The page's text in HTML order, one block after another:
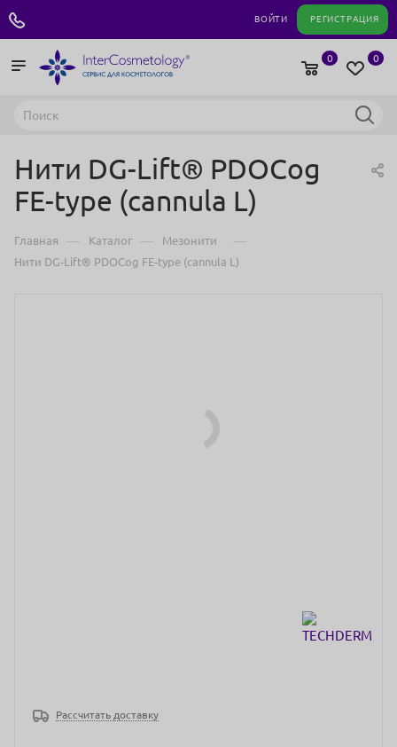
ВОЙТИ РЕГИСТРАЦИЯ
0
0
Нити DG-Lift® PDOCog
FE-type (cannula L)
Главная — Каталог — Мезонити —
Нити DG-Lift® PDOCog FE-type (cannula L)
Рассчитать доставку